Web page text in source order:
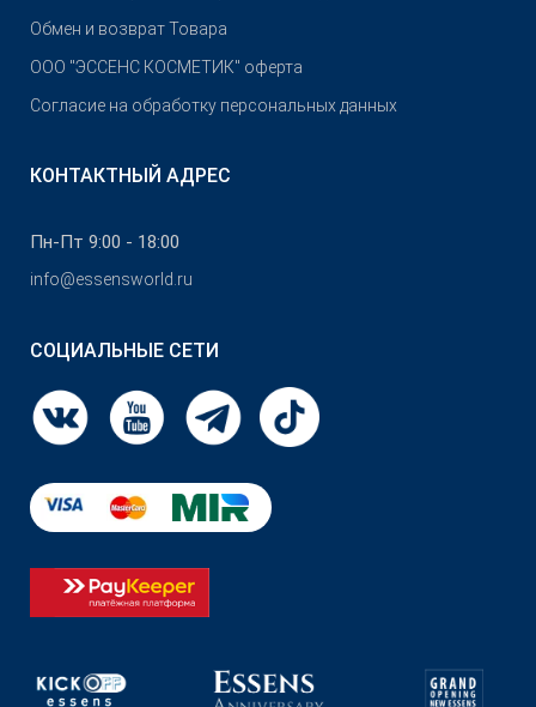
Обмен и возврат Товара
OOO "ЭССЕНС КОСМЕТИК" оферта
Согласие на обработку персональных данных
КОНТАКТНЫЙ АДРЕС
Пн-Пт 9:00 - 18:00
info@essensworld.ru
СОЦИАЛЬНЫЕ СЕТИ